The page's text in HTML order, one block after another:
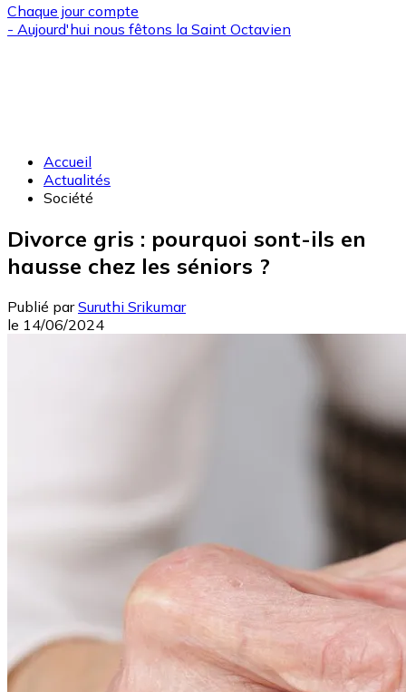
Chaque jour compte
- Aujourd'hui nous fêtons la Saint Octavien
Accueil
Actualités
Société
Divorce gris : pourquoi sont-ils en
hausse chez les séniors ?
Publié par Suruthi Srikumar
le 14/06/2024